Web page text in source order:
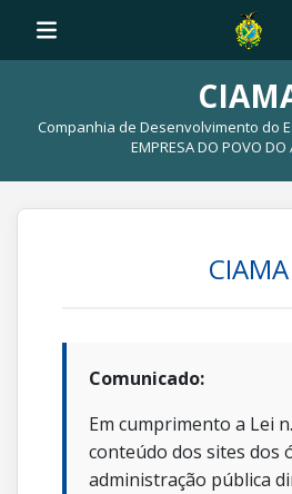
Companhia de Desenvolvimento do
EMPRESA DO POVO
CIAMA
Comunicado:
Em cumprimento a Lei
conteúdo dos sites dos
administração pública